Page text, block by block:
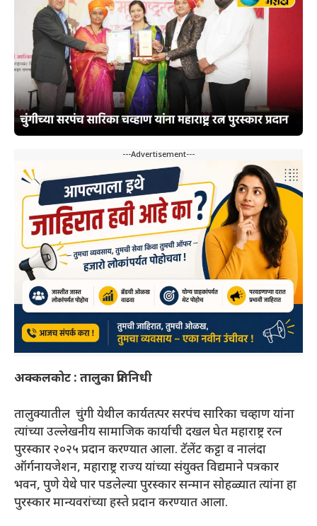
---Advertisement---
अक्कलकोट : तालुका प्रतिनिधी
तालुक्यातील चुंगी येथील कार्यतत्पर सरपंच सारिका चव्हाण यांना
त्यांच्या उल्लेखनीय सामाजिक कार्याची दखल घेत महाराष्ट्र रत्न
पुरस्कार २०२५ प्रदान करण्यात आला. टॅलेंट कट्टा व नालंदा
ऑर्गनायजेशन, महाराष्ट्र राज्य यांच्या संयुक्त विद्यमाने पत्रकार
भवन, पुणे येथे पार पडलेल्या पुरस्कार सन्मान सोहळ्यात त्यांना हा
पुरस्कार मान्यवरांच्या हस्ते प्रदान करण्यात आला.